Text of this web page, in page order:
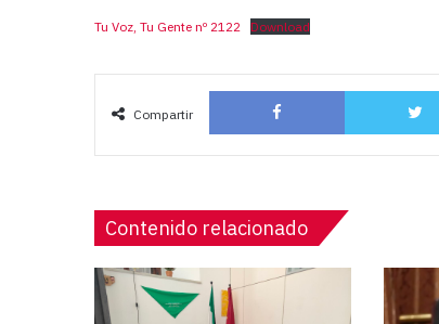
Tu Voz, Tu Gente nº 2122 Download
Compartir
Facebook
Contenido relacionado